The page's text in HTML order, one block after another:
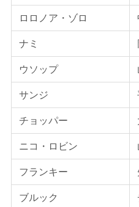
ロロノア・ゾロ
ナミ
ウソップ
サンジ
チョッパー
ニコ・ロビン
フランキー
ブルック